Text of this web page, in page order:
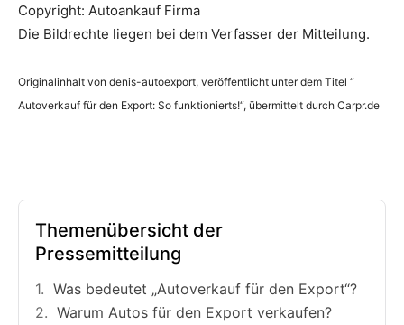
Copyright: Autoankauf Firma
Die Bildrechte liegen bei dem Verfasser der Mitteilung.
Originalinhalt von denis-autoexport, veröffentlicht unter dem Titel “
Autoverkauf für den Export: So funktionierts!“, übermittelt durch Carpr.de
Themenübersicht der
Pressemitteilung
Was bedeutet „Autoverkauf für den Export“?
Warum Autos für den Export verkaufen?